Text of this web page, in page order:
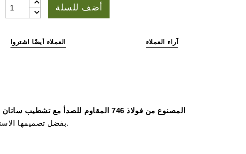
أضف للسلة
العملاء أيضًا اشتروا آراء العملاء
مقص السيجار Fox Otello المصنوع من فولاذ 746 المقاوم للصدأ مع تشطيب ساتان
الشهيرة Fox Knives. بفضل تصميمها الاستثنائي وجودة صناعتها العالية، تتميز هذه الأداة بشكل لافت عن قطاعات السيجار التقليدية.